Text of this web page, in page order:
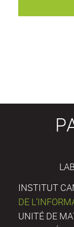
INSTITUT
DE
UNITÉ DE